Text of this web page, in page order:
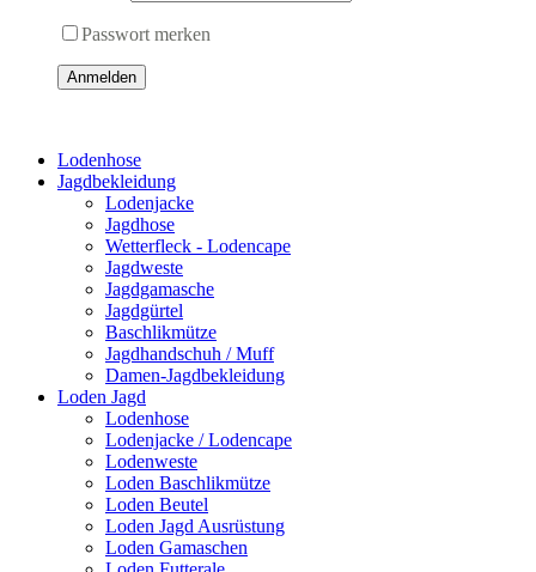
Passwort merken
Anmelden
Lodenhose
Jagdbekleidung
Lodenjacke
Jagdhose
Wetterfleck - Lodencape
Jagdweste
Jagdgamasche
Jagdgürtel
Baschlikmütze
Jagdhandschuh / Muff
Damen-Jagdbekleidung
Loden Jagd
Lodenhose
Lodenjacke / Lodencape
Lodenweste
Loden Baschlikmütze
Loden Beutel
Loden Jagd Ausrüstung
Loden Gamaschen